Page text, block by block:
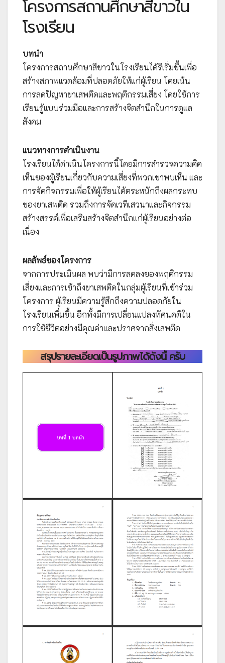
โครงการสถานศึกษาสีขาวใน
โรงเรียน
บทนำ
โครงการสถานศึกษาสีขาวในโรงเรียนได้ริเริ่มขึ้นเพื่อ
สร้างสภาพแวดล้อมที่ปลอดภัยให้แก่ผู้เรียน โดยเน้น
การลดปัญหายาเสพติดและพฤติกรรมเสี่ยง โดยใช้การ
เรียนรู้แบบร่วมมือและการสร้างจิตสำนึกในการดูแล
สังคม
แนวทางการดำเนินงาน
โรงเรียนได้ดำเนินโครงการนี้โดยมีการสำรวจความคิด
เห็นของผู้เรียนเกี่ยวกับความเสี่ยงที่พวกเขาพบเห็น และ
การจัดกิจกรรมเพื่อให้ผู้เรียนได้ตระหนักถึงผลกระทบ
ของยาเสพติด รวมถึงการจัดเวทีเสวนาและกิจกรรม
สร้างสรรค์เพื่อเสริมสร้างจิตสำนึกแก่ผู้เรียนอย่างต่อ
เนื่อง
ผลลัพธ์ของโครงการ
จากการประเมินผล พบว่ามีการลดลงของพฤติกรรม
เสี่ยงและการเข้าถึงยาเสพติดในกลุ่มผู้เรียนที่เข้าร่วม
โครงการ ผู้เรียนมีความรู้สึกถึงความปลอดภัยใน
โรงเรียนเพิ่มขึ้น อีกทั้งมีการเปลี่ยนแปลงทัศนคติใน
การใช้ชีวิตอย่างมีคุณค่าและปราศจากสิ่งเสพติด
สรุปรายละเอียดเป็นรูปภาพได้ดังนี้ ครับ